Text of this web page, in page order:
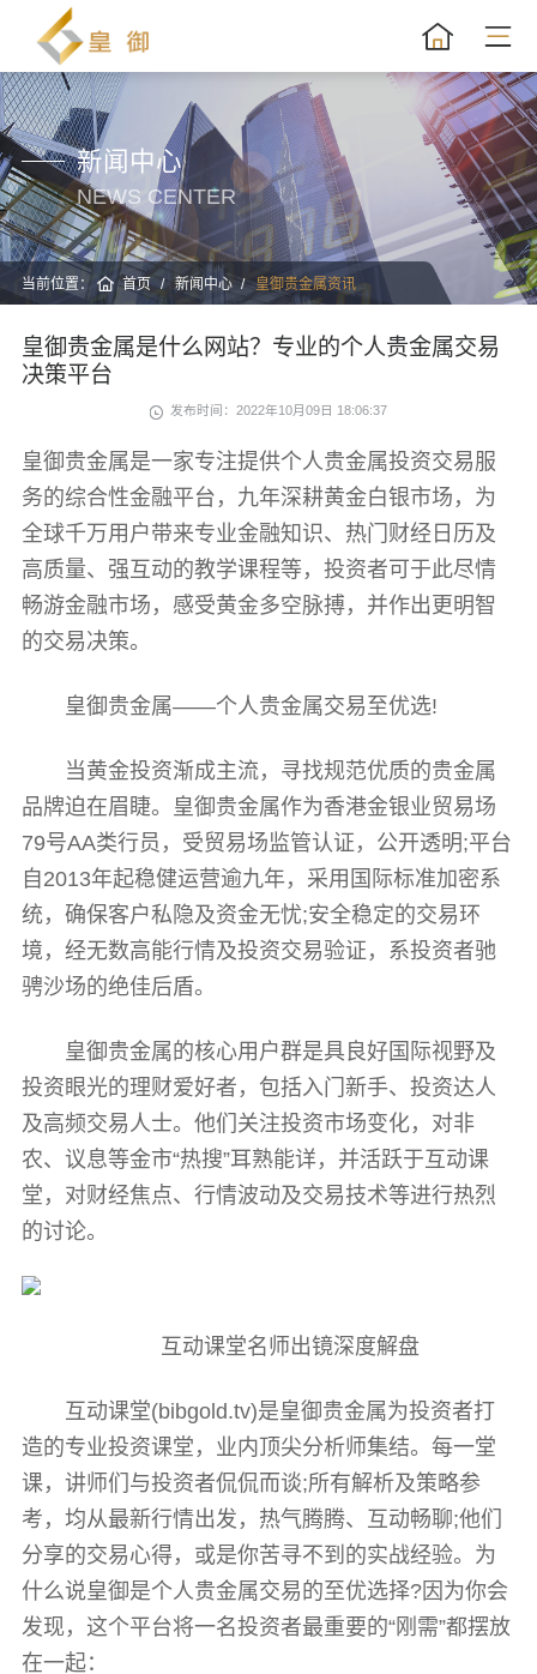
新闻中心
NEWS CENTER
当前位置： 首页 新闻中心 皇御贵金属资讯
皇御贵金属是什么网站？专业的个人贵金属交易
决策平台
发布时间：2022年10月09日 18:06:37
皇御贵金属是一家专注提供个人贵金属投资交易服
务的综合性金融平台，九年深耕黄金白银市场，为
全球千万用户带来专业金融知识、热门财经日历及
高质量、强互动的教学课程等，投资者可于此尽情
畅游金融市场，感受黄金多空脉搏，并作出更明智
的交易决策。
皇御贵金属——个人贵金属交易至优选!
当黄金投资渐成主流，寻找规范优质的贵金属
品牌迫在眉睫。皇御贵金属作为香港金银业贸易场
79号AA类行员，受贸易场监管认证，公开透明;平台
自2013年起稳健运营逾九年，采用国际标准加密系
统，确保客户私隐及资金无忧;安全稳定的交易环
境，经无数高能行情及投资交易验证，系投资者驰
骋沙场的绝佳后盾。
皇御贵金属的核心用户群是具良好国际视野及
投资眼光的理财爱好者，包括入门新手、投资达人
及高频交易人士。他们关注投资市场变化，对非
农、议息等金市“热搜”耳熟能详，并活跃于互动课
堂，对财经焦点、行情波动及交易技术等进行热烈
的讨论。
互动课堂名师出镜深度解盘
互动课堂(bibgold.tv)是皇御贵金属为投资者打
造的专业投资课堂，业内顶尖分析师集结。每一堂
课，讲师们与投资者侃侃而谈;所有解析及策略参
考，均从最新行情出发，热气腾腾、互动畅聊;他们
分享的交易心得，或是你苦寻不到的实战经验。为
什么说皇御是个人贵金属交易的至优选择?因为你会
发现，这个平台将一名投资者最重要的“刚需”都摆放
在一起：